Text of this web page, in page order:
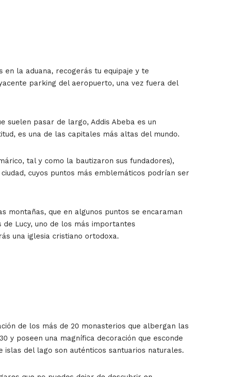
la aduana, recogerás tu equipaje y te
parking del aeropuerto, una vez fuera del
suelen pasar de largo, Addis Abeba es un
es una de las capitales más altas del mundo.
tal y como la bautizaron sus fundadores),
cuyos puntos más emblemáticos podrían ser
montañas, que en algunos puntos se encaraman
Lucy, uno de los más importantes
una iglesia cristiano ortodoxa.
de los más de 20 monasterios que albergan las
y poseen una magnífica decoración que esconde
del lago son auténticos santuarios naturales.